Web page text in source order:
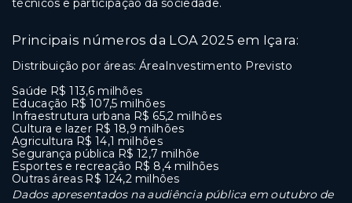
técnicos e participação da sociedade.
Principais números da LOA 2025 em Içara:
Distribuição por áreas: ÁreaInvestimento Previsto
Saúde R$ 113,6 milhões
Educação R$ 107,5 milhões
Infraestrutura urbana R$ 65,2 milhões
Cultura e lazer R$ 18,9 milhões
Agricultura R$ 14,1 milhões
Segurança pública R$ 12,7 milhõe
Esportes e recreação R$ 8,4 milhões
Outras áreas R$ 124,2 milhões
Dados apresentados na audiência pública em outubro de